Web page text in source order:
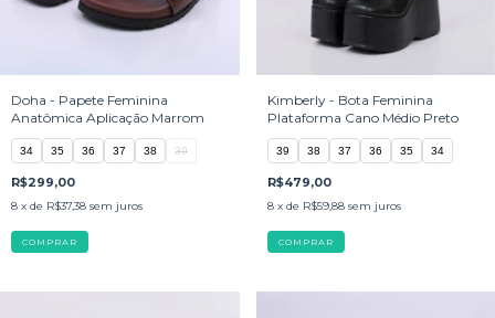
Doha - Papete Feminina
Anatômica Aplicação Marrom
34 35 36 37 38 39
R$299,00
8 x de R$37,38 sem juros
COMPRAR
Kimberly - Bota Feminina
Plataforma Cano Médio Preto
39 38 37 36 35 34
R$479,00
8 x de R$59,88 sem juros
COMPRAR